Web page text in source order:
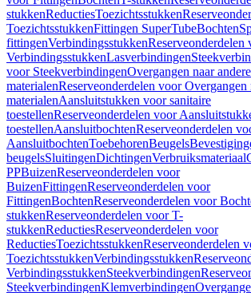
stukkenReductiesToezichtsstukken
ToezichtsstukkenFittingen SuperTubeBochten
fittingenVerbindingsstukkenReserveonderdelen
VerbindingsstukkenLasverbindingen
voor SteekverbindingenOvergangen naar andere
materialenReserveonderdelen voor Overgangen
materialenAansluitstukken voor sanitaire
toestellenReserveonderdelen voor
toestellenAansluitbochtenReserveonderdelen
AansluitbochtenToebehorenBeugels
beugelsSluitingenDichtingenVerbruiksmateriaal
PPBuizenReserveonderdelen voor
BuizenFittingenReserveonderdelen voor
FittingenBochtenReserveonderdelen voor
stukkenReserveonderdelen voor T-
stukkenReductiesReserveonderdelen voor
ReductiesToezichtsstukkenReserveonderdelen
ToezichtsstukkenVerbindingsstukken
VerbindingsstukkenSteekverbindingen
SteekverbindingenKlemverbindingen